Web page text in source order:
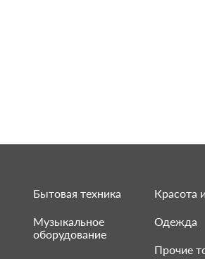
Бытовая техника
Музыкальное
оборудование
Красота
Одежда
Прочие